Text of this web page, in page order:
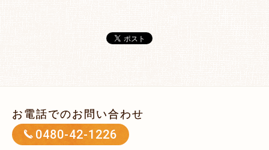
お電話でのお問い合わせ
0480-42-1226